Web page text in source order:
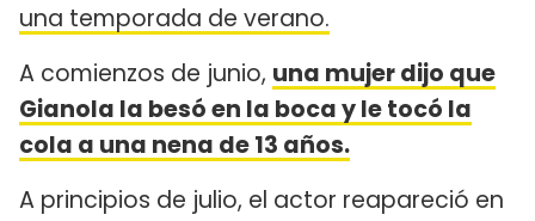
una temporada de verano.
A comienzos de junio, una mujer dijo que
Gianola la besó en la boca y le tocó la
cola a una nena de 13 años.
A principios de julio, el actor reapareció en